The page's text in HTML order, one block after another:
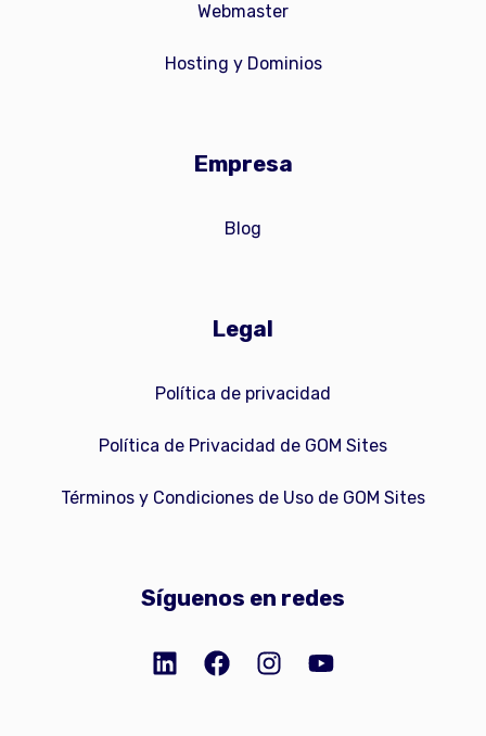
Webmaster
Hosting y Dominios
Empresa
Blog
Legal
Política de privacidad
Política de Privacidad de GOM Sites
Términos y Condiciones de Uso de GOM Sites
Síguenos en redes